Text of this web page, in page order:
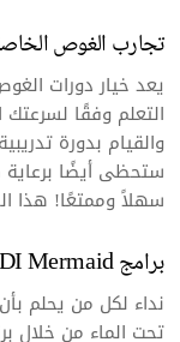
تجارب الغوص
يعد خيار دورات
التعلم وفقًا
والقيام بدورة
ستحظى أيضًا برعاية
سهلاً وممتعًا! هذا
برامج PADI Mermaid
نداء لكل من يحلم